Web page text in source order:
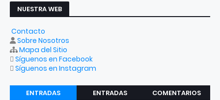
NUESTRA WEB
Contacto
Sobre Nosotros
Mapa del Sitio
Síguenos en Facebook
Síguenos en Instagram
ENTRADAS
ENTRADAS
COMENTARIOS